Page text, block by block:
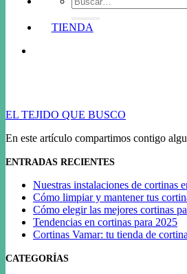
por:
TIENDA
EL TEJIDO QUE BUSCO
En este artículo compartimos contigo
ENTRADAS RECIENTES
Nuestras instalaciones de cortinas
Cómo limpiar y mantener tus
Cómo elegir las mejores cortinas
Tendencias en cortinas para 2025
Cortinas Vamar: tu tienda de
CATEGORÍAS